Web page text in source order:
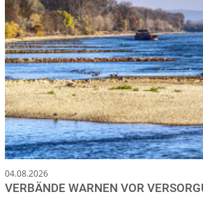
04.08.2026
VERBÄNDE WARNEN VOR